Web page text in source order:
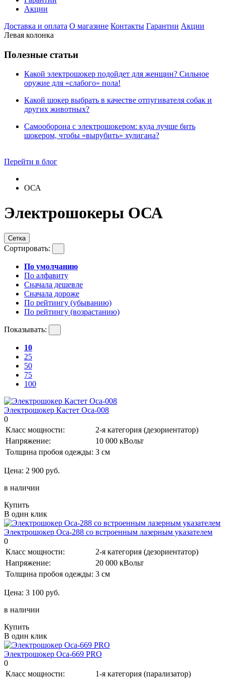
Акции
Доставка и оплата О магазине Контакты Гарантии Акции
Левая колонка
Полезные статьи
Какой электрошокер подойдет для женщин? Сильное
оружие для «слабого» пола!
Какой шокер выбрать в качестве отпугивателя собак и
других животных?
Самооборона с электрошокером: куда лучше бить
шокером, чтобы «вырубить» хулигана?
Перейти в блог
ОСА
Электрошокеры ОСА
Сетка
Сортировать:
По умолчанию
По алфавиту
Сначала дешевле
Сначала дороже
По рейтингу (убыванию)
По рейтингу (возрастанию)
Показывать:
10
25
50
75
100
Электрошокер Кастет Оса-008
0
Класс мощности:
2-я категория (дезориентатор)
Напряжение:
10 000 кВольт
Толщина пробоя одежды: 3 см
Цена: 2 900 руб.
в наличии
Купить
В один клик
Электрошокер Оса-288 со встроенным лазерным указателем
0
Класс мощности:
2-я категория (дезориентатор)
Напряжение:
20 000 кВольт
Толщина пробоя одежды: 3 см
Цена: 3 100 руб.
в наличии
Купить
В один клик
Электрошокер Оса-669 PRO
0
Класс мощности:
1-я категория (парализатор)